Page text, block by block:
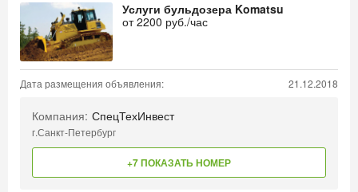
Услуги бульдозера Komatsu
от2200 руб./час
Дата размещения объявления: 21.12.2018
Компания: СпецТехИнвест
г.Санкт-Петербург
+7 ПОКАЗАТЬ НОМЕР